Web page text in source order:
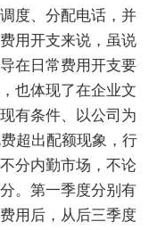
度、分配电话，并
用开支来说，虽说
在日常费用开支要
也体现了在企业文
有条件、以公司为
超出配额现象，行
分内勤市场，不论
。第一季度分别有
用后，从后三季度